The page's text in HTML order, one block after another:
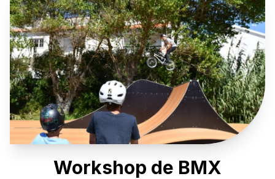
Workshop de BMX